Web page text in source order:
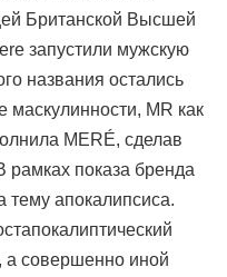
Британской Высшей
запустили мужскую
названия остались
маскулинности, MR как
MERÉ, сделав
показа бренда
тему апокалипсиса.
а совершенно иной